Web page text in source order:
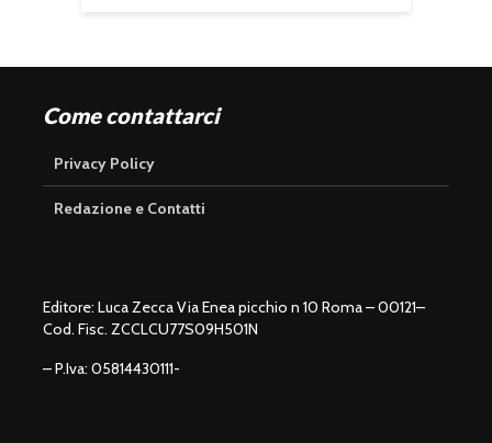
Come contattarci
Privacy Policy
Redazione e Contatti
Editore: Luca Zecca Via Enea picchio n 10 Roma – 00121–
Cod. Fisc. ZCCLCU77S09H501N
– P.Iva: 05814430111-